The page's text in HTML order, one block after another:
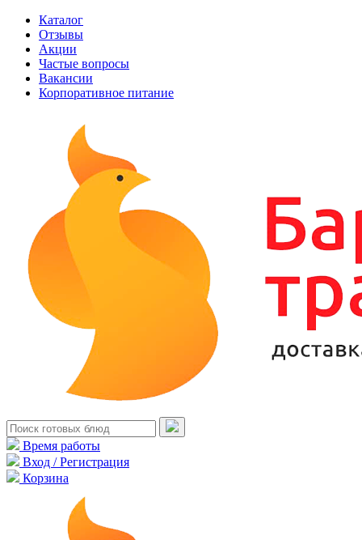
Каталог
Отзывы
Акции
Частые вопросы
Вакансии
Корпоративное питание
Время работы
Вход / Регистрация
Корзина